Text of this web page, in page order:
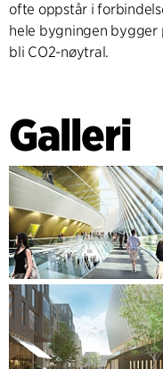
ofte oppstår i
hele bygningen bygger
bli CO2-nøytral.
Galleri